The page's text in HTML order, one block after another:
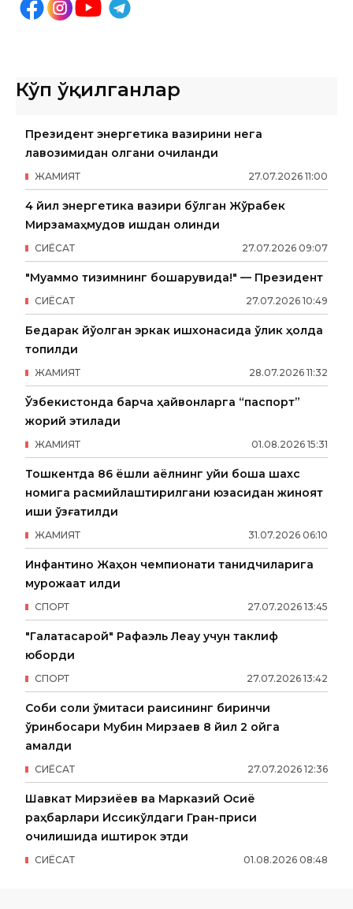
Кўп ўқилганлар
Президент энергетика вазирини нега
лавозимидан олгани очиқланди
27.07.2026 11:00
ЖАМИЯТ
4 йил энергетика вазири бўлган Жўрабек
Мирзамаҳмудов ишдан олинди
27.07.2026 09:07
СИËСАТ
"Муаммо тизимнинг бошқарувида!" — Президент
27.07.2026 10:49
СИËСАТ
Бедарак йўқолган эркак ишхонасида ўлик ҳолда
топилди
28.07.2026 11:32
ЖАМИЯТ
Ўзбекистонда барча ҳайвонларга “паспорт”
жорий этилади
01.08.2026 15:31
ЖАМИЯТ
Тошкентда 86 ёшли аёлнинг уйи бошқа шахс
номига расмийлаштирилгани юзасидан жиноят
иши қўзғатилди
31.07.2026 06:10
ЖАМИЯТ
Инфантино Жаҳон чемпионати танқидчиларига
мурожаат қилди
27.07.2026 13:45
СПОРТ
"Галатасарой" Рафаэль Леау учун таклиф
юборди
27.07.2026 13:42
СПОРТ
Собиқ солиқ қўмитаси раисининг биринчи
ўринбосари Мубин Мирзаев 8 йил 2 ойга
қамалди
27.07.2026 12:36
СИËСАТ
Шавкат Мирзиёев ва Марказий Осиё
раҳбарлари Иссиқкўлдаги Гран-приси
очилишида иштирок этди
01.08.2026 08:48
СИËСАТ